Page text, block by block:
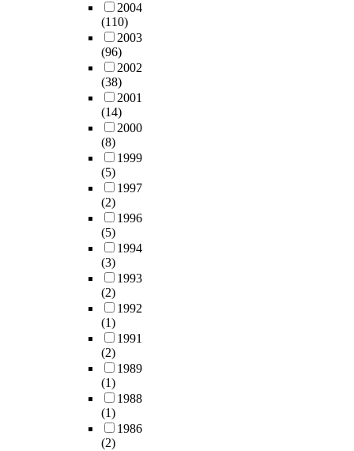
2004
(110)
2003
(96)
2002
(38)
2001
(14)
2000
(8)
1999
(5)
1997
(2)
1996
(5)
1994
(3)
1993
(2)
1992
(1)
1991
(2)
1989
(1)
1988
(1)
1986
(2)